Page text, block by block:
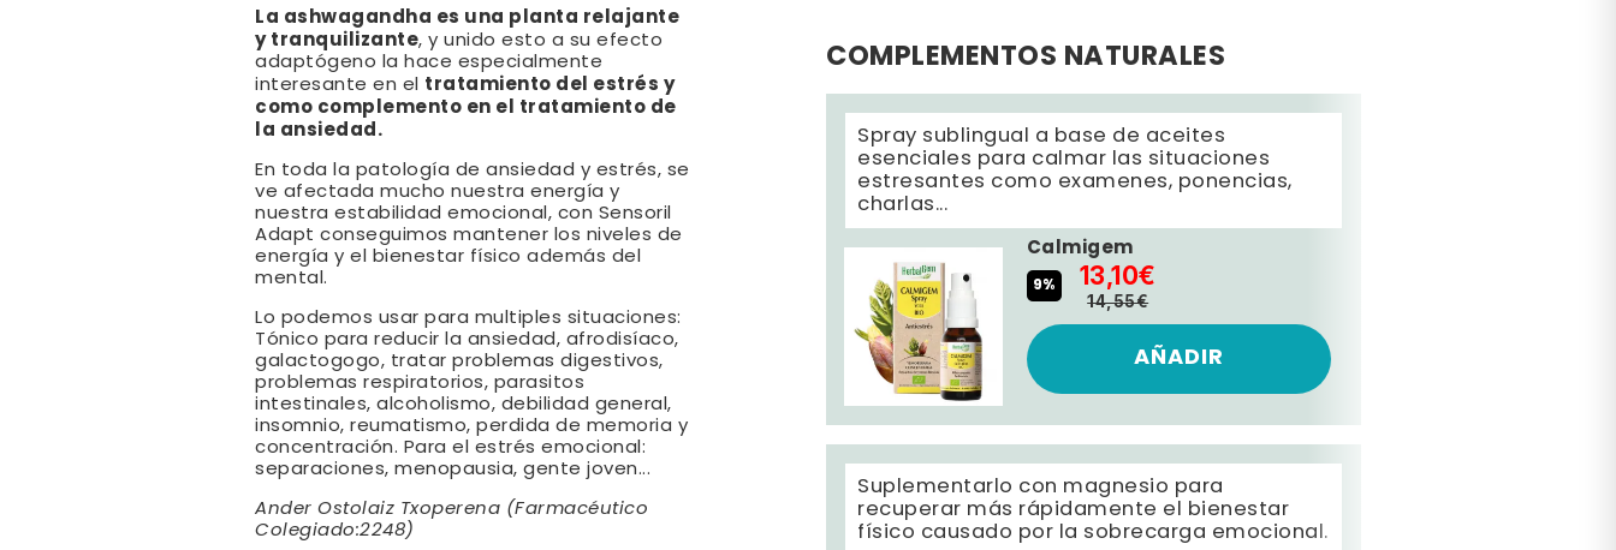
La ashwagandha es una planta relajante
y tranquilizante, y unido esto a su efecto
adaptógeno la hace especialmente
interesante en el tratamiento del estrés y
como complemento en el tratamiento de
la ansiedad.
En toda la patología de ansiedad y estrés, se
ve afectada mucho nuestra energía y
nuestra estabilidad emocional, con Sensoril
Adapt conseguimos mantener los niveles de
energía y el bienestar físico además del
mental.
Lo podemos usar para multiples situaciones:
Tónico para reducir la ansiedad, afrodisíaco,
galactogogo, tratar problemas digestivos,
problemas respiratorios, parasitos
intestinales, alcoholismo, debilidad general,
insomnio, reumatismo, perdida de memoria y
concentración. Para el estrés emocional:
separaciones, menopausia, gente joven...
Ander Ostolaiz Txoperena (Farmacéutico
Colegiado:2248)
COMPLEMENTOS NATURALES
Spray sublingual a base de aceites
esenciales para calmar las situaciones
estresantes como examenes, ponencias,
charlas...
Calmigem
9% 13,10€
14,55€
AÑADIR
Suplementarlo con magnesio para
recuperar más rápidamente el bienestar
físico causado por la sobrecarga emocional.